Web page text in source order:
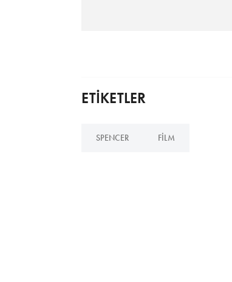
ETİKETLER
SPENCER FILM